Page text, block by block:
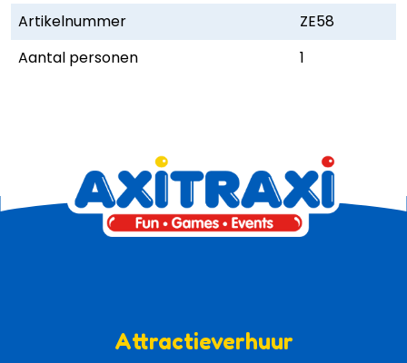
Artikelnummer
ZE58
Aantal personen
1
Attractieverhuur